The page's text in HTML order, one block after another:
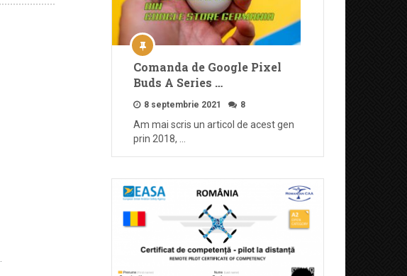
Comanda de Google Pixel
Buds A Series …
8 septembrie 2021 8
Am mai scris un articol de acest gen
prin 2018, …